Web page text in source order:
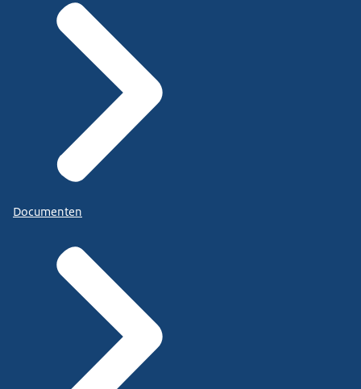
Documenten